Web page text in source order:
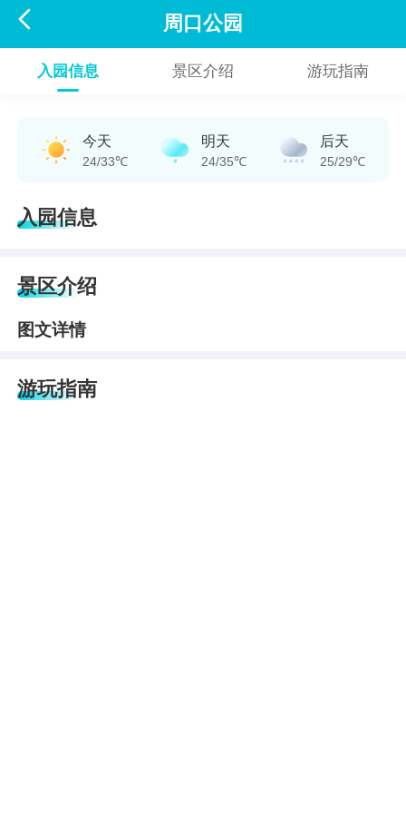
 周口公园
入园信息 景区介绍 游玩指南
今天
24/33℃
明天
24/35℃
后天
25/29℃
入园信息
景区介绍
图文详情
游玩指南